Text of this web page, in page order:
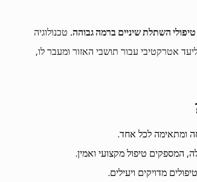
השתלת שיניים ברמה גבוהה. טכנולוגיה
אטרקטיבי עבור תושבי האזור ומעבר לו,
ומתאימה לכל אחד.
המספקים טיפול מקצועי ואמין.
מדויקים ויעילים.